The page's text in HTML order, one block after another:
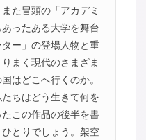
た冒頭の「アカデミ
ったある大学を舞台
ー」の登場人物と重
まく現代のさまざま
はどこへ行くのか。
ちはどう生きて何を
この作品の後半を書
とりでしょう。架空